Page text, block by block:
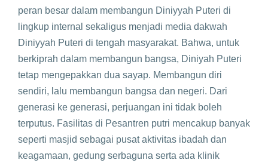
peran besar dalam membangun Diniyyah Puteri di
lingkup internal sekaligus menjadi media dakwah
Diniyyah Puteri di tengah masyarakat. Bahwa, untuk
berkiprah dalam membangun bangsa, Diniyah Puteri
tetap mengepakkan dua sayap. Membangun diri
sendiri, lalu membangun bangsa dan negeri. Dari
generasi ke generasi, perjuangan ini tidak boleh
terputus. Fasilitas di Pesantren putri mencakup banyak
seperti masjid sebagai pusat aktivitas ibadah dan
keagamaan, gedung serbaguna serta ada klinik